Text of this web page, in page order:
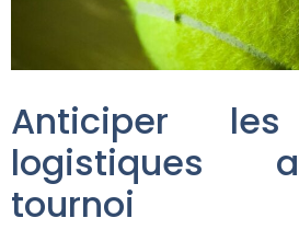
Anticiper
logistiques
tournoi